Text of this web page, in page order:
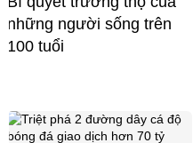
những người sống trên
100 tuổi